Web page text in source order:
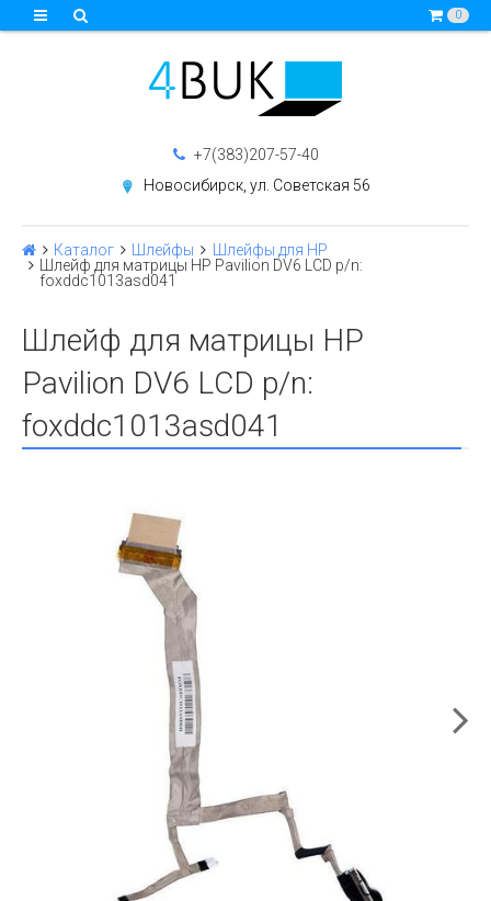
0
+7(383)207-57-40
Новосибирск, ул. Советская 56
Каталог Шлейфы
Шлейфы для HP
Шлейф для матрицы HP Pavilion DV6 LСD p/n:
foxddc1013asd041
Шлейф для матрицы HP
Pavilion DV6 LСD p/n:
foxddc1013asd041